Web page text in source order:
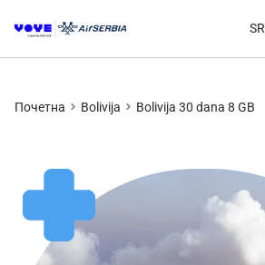
SR
Почетна Bolivija Bolivija 30 dana 8 GB